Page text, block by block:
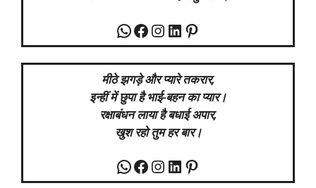
WhatsApp
Facebook
Instagram
LinkedIn
Pinterest
मीठे झगड़े और प्यारे तकरार,
इन्हीं में छुपा है भाई-बहन का प्यार।
रक्षाबंधन लाया है बधाई अपार,
खुश रहो तुम हर बार।
WhatsApp
Facebook
Instagram
LinkedIn
Pinterest